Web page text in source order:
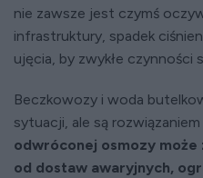
nie zawsze jest czymś
infrastruktury, spadek
ujęcia, by zwykłe czynności
Beczkowozy i woda
sytuacji, ale są
odwróconej osmozy może
od dostaw awaryjnych,